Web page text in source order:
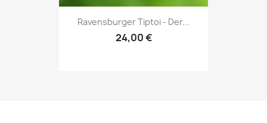
Ravensburger Tiptoi - Der...
24,00 €